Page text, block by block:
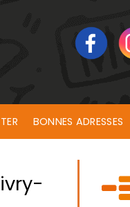
BONNES ADRESSES